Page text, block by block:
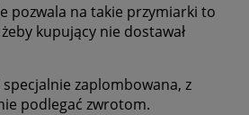
pozwala na takie przymiarki to
kupujący nie dostawał
zaplombowana, z
podlegać zwrotom.